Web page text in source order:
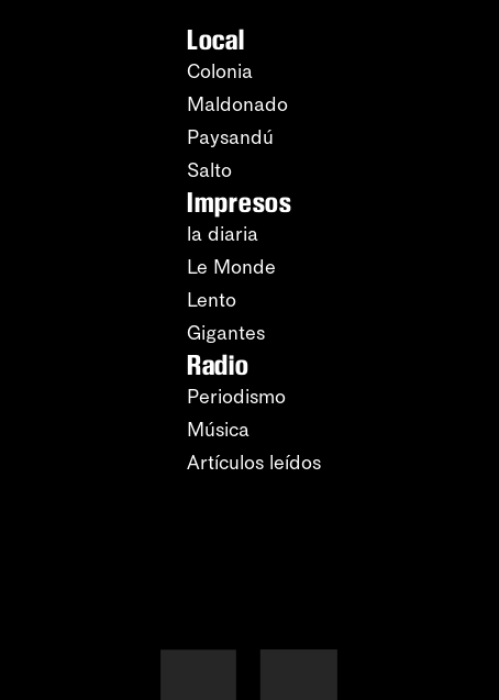
Local
Colonia
Maldonado
Paysandú
Salto
Impresos
la diaria
Le Monde
Lento
Gigantes
Radio
Periodismo
Música
Artículos leídos